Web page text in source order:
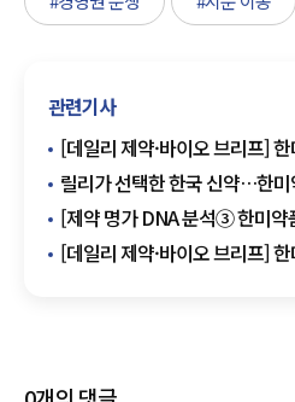
관련기사
[데일리 제약·바이오 브리프]
제약업계 최초 PSM 'P등급' 유
릴리가 선택한 한국 신약…한
시작됐다
[제약 명가 DNA 분석③ 한미약
글로벌 혁신 무대로…한미약품
[데일리 제약·바이오 브리프]